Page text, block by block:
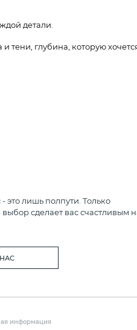
детали.
тени, глубина, которую
это лишь полпути. Только
сделает вас счастливым
информация